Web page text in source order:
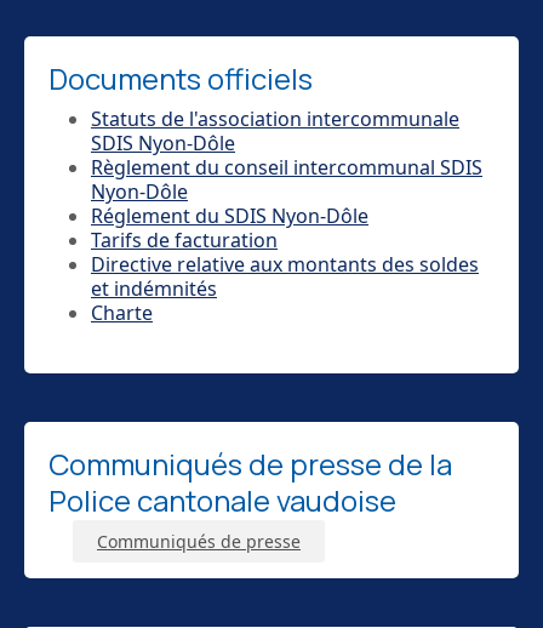
Documents officiels
Statuts de l'association intercommunale
SDIS Nyon-Dôle
Règlement du conseil intercommunal SDIS
Nyon-Dôle
Réglement du SDIS Nyon-Dôle
Tarifs de facturation
Directive relative aux montants des soldes
et indémnités
Charte
Communiqués de presse de la
Police cantonale vaudoise
Communiqués de presse